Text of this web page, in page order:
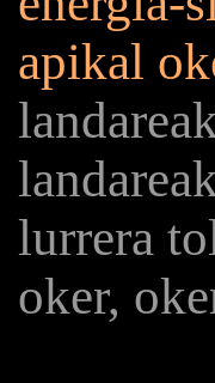
apikal
lurrera
oker,